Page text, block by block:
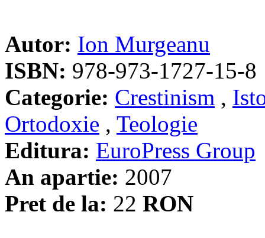
Autor: Ion Murgeanu
ISBN: 978-973-1727-15-8
Categorie: Crestinism ,
Ortodoxie , Teologie
Editura: EuroPress Group
An apartie: 2007
Pret de la: 22 RON